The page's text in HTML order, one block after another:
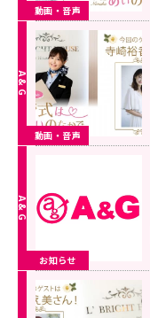
動画・音声
動画・音声
お知らせ